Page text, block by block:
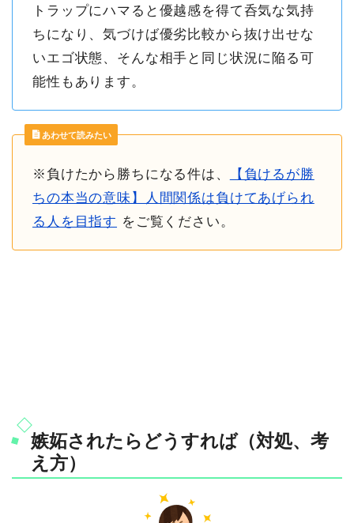
トラップにハマると優越感を得て呑気な気持
ちになり、気づけば優劣比較から抜け出せな
いエゴ状態、そんな相手と同じ状況に陥る可
能性もあります。
あわせて読みたい
※負けたから勝ちになる件は、
【負けるが勝
ちの本当の意味】人間関係は負けてあげられ
る人を目指す をご覧ください。
嫉妬されたらどうすれば（対処、考
え方）